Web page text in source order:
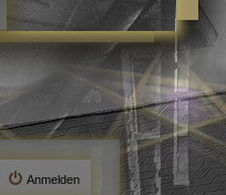
Anmelden